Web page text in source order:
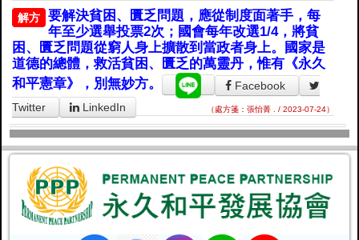
解方
要解決貧困、匱乏問題，應從制度面著手，每
年至少選舉投票2次；國會每年改選1/4，將貧
困、匱乏問題從窮人身上擴散到當政者身上。國家是
道德的總體，救活貧困、匱乏的萬靈丹，惟有《永久
和平憲章》，別無妙方。
Facebook
Twitter
LinkedIn （處方箋：張怡菁 . / 2023-07-24）